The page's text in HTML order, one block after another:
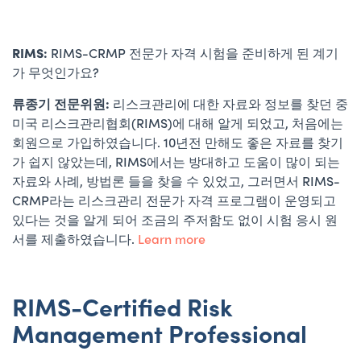
RIMS: RIMS-CRMP 전문가 자격 시험을 준비하게 된 계기
가 무엇인가요?
류종기 전문위원: 리스크관리에 대한 자료와 정보를 찾던 중
미국 리스크관리협회(RIMS)에 대해 알게 되었고, 처음에는
회원으로 가입하였습니다. 10년전 만해도 좋은 자료를 찾기
가 쉽지 않았는데, RIMS에서는 방대하고 도움이 많이 되는
자료와 사례, 방법론 들을 찾을 수 있었고, 그러면서 RIMS-
CRMP라는 리스크관리 전문가 자격 프로그램이 운영되고
있다는 것을 알게 되어 조금의 주저함도 없이 시험 응시 원
서를 제출하였습니다. Learn more
RIMS-Certified Risk
Management Professional